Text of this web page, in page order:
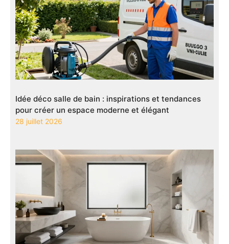
Idée déco salle de bain : inspirations et tendances
pour créer un espace moderne et élégant
28 juillet 2026